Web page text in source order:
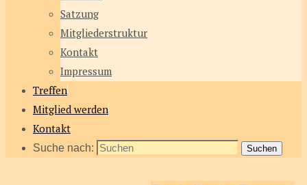
Satzung
Mitgliederstruktur
Kontakt
Impressum
Treffen
Mitglied werden
Kontakt
Suche nach: Suchen